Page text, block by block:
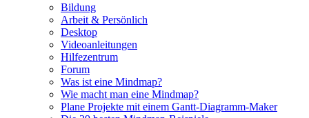
Bildung
Arbeit & Persönlich
Desktop
Videoanleitungen
Hilfezentrum
Forum
Was ist eine Mindmap?
Wie macht man eine Mindmap?
Plane Projekte mit einem Gantt-Diagramm-Maker